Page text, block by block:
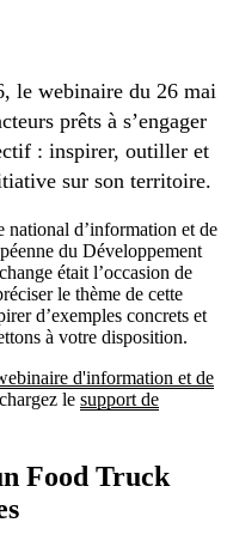
le webinaire du 26 mai
prêts à s’engager
: inspirer, outiller et
sur son territoire.
d’information et de
du Développement
était l’occasion de
le thème de cette
d’exemples concrets et
à votre disposition.
d'information et de
le support de
Food Truck